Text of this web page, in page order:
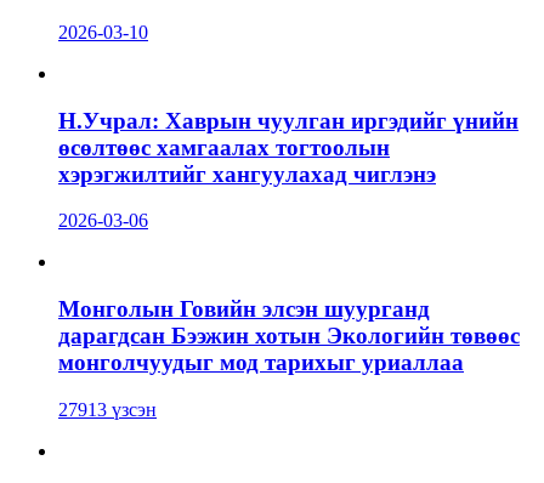
2026-03-10
Н.Учрал: Хаврын чуулган иргэдийг үнийн
өсөлтөөс хамгаалах тогтоолын
хэрэгжилтийг хангуулахад чиглэнэ
2026-03-06
Монголын Говийн элсэн шуурганд
дарагдсан Бээжин хотын Экологийн төвөөс
монголчуудыг мод тарихыг уриаллаа
27913 үзсэн